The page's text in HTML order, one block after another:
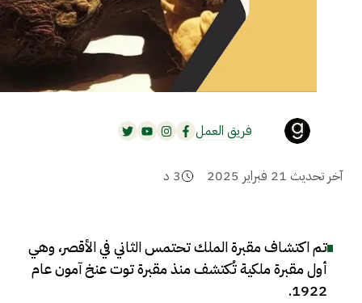
فريق العمل
آخر تحديث 21 فبراير 2025 3 د
تم اكتشاف مقبرة الملك تحتمس الثاني في الأقصر، وهي
أول مقبرة ملكية تُكتشف منذ مقبرة توت عنخ آمون عام
1922
.